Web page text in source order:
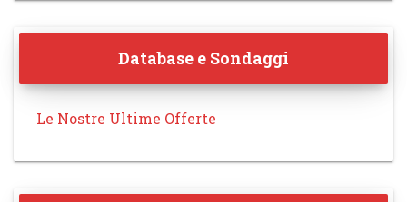
Database e Sondaggi
Le Nostre Ultime Offerte